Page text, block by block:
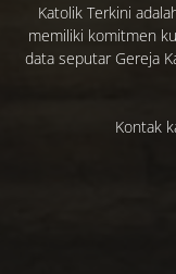
Katolik Terkini
memiliki komitmen
data seputar Gereja
Kontak